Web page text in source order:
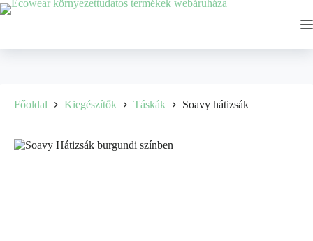
Főoldal Kiegészítők Táskák Soavy hátizsák